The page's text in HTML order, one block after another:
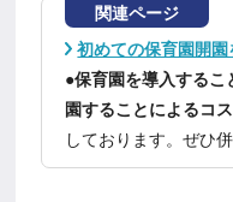
関連ページ
初めての保育園開
●保育園を導入するこ
園することによるコ
しております。ぜひ